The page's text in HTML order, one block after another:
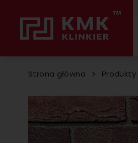
Strona główna Produkty